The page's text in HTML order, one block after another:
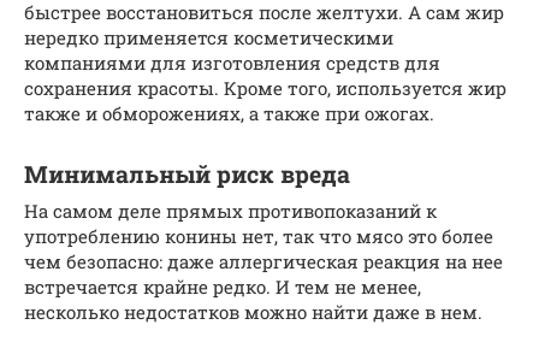
быстрее восстановиться после желтухи. А сам жир
нередко применяется косметическими
компаниями для изготовления средств для
сохранения красоты. Кроме того, используется жир
также и обморожениях, а также при ожогах.
Минимальный риск вреда
На самом деле прямых противопоказаний к
употреблению конины нет, так что мясо это более
чем безопасно: даже аллергическая реакция на нее
встречается крайне редко. И тем не менее,
несколько недостатков можно найти даже в нем.